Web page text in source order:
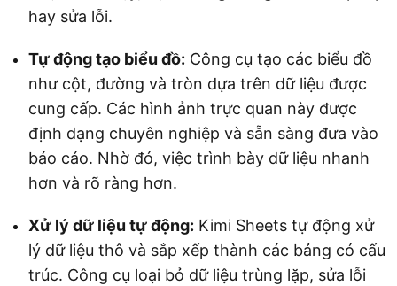
hay sửa lỗi.
Tự động tạo biểu đồ: Công cụ tạo các biểu đồ
như cột, đường và tròn dựa trên dữ liệu được
cung cấp. Các hình ảnh trực quan này được
định dạng chuyên nghiệp và sẵn sàng đưa vào
báo cáo. Nhờ đó, việc trình bày dữ liệu nhanh
hơn và rõ ràng hơn.
Xử lý dữ liệu tự động: Kimi Sheets tự động xử
lý dữ liệu thô và sắp xếp thành các bảng có cấu
trúc. Công cụ loại bỏ dữ liệu trùng lặp, sửa lỗi